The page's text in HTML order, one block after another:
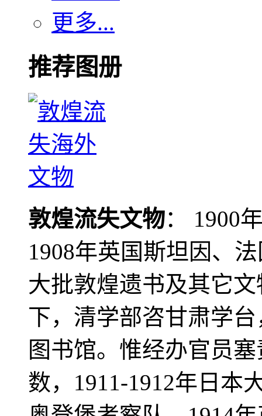
更多...
推荐图册
敦煌流失文物： 1900
1908年英国斯坦因、
大批敦煌遗书及其它
下，清学部咨甘肃学
图书馆。惟经办官员
数，1911-1912年日本